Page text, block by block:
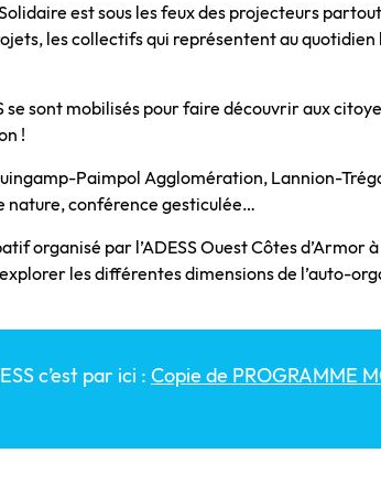
est sous les feux des projecteurs partout
les collectifs qui représentent au quotidien
se sont mobilisés pour faire découvrir aux
!
Paimpol Agglomération, Lannion-
nature, conférence gesticulée…
organisé par l’ADESS Ouest Côtes d’Armor
les différentes dimensions de l’auto-
c’est par ici : Copie de PROGRAMME